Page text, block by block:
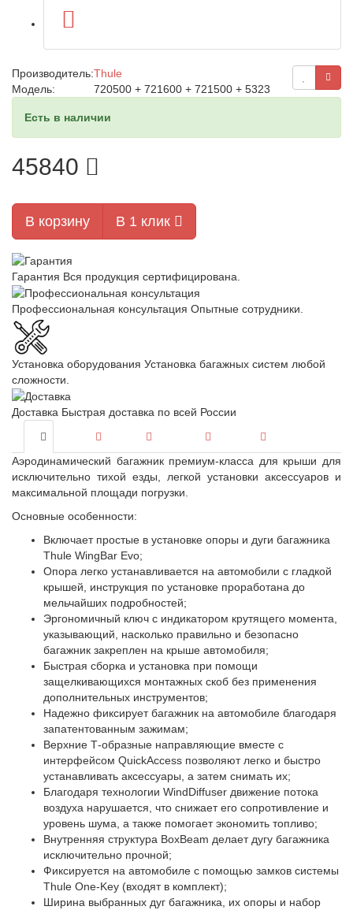
Производитель:Thule
Модель:
720500 + 721600 + 721500 + 5323
Есть в наличии
45840
В корзину В 1 клик
Гарантия Вся продукция сертифицирована.
Профессиональная консультация Опытные сотрудники.
Установка оборудования Установка багажных систем любой
сложности.
Доставка Быстрая доставка по всей России
Аэродинамический багажник премиум-класса для крыши для
исключительно тихой езды, легкой установки аксессуаров и
максимальной площади погрузки.
Основные особенности:
Включает простые в установке опоры и дуги багажника
Thule WingBar Evo;
Опора легко устанавливается на автомобили с гладкой
крышей, инструкция по установке проработана до
мельчайших подробностей;
Эргономичный ключ с индикатором крутящего момента,
указывающий, насколько правильно и безопасно
багажник закреплен на крыше автомобиля;
Быстрая сборка и установка при помощи
защелкивающихся монтажных скоб без применения
дополнительных инструментов;
Надежно фиксирует багажник на автомобиле благодаря
запатентованным зажимам;
Верхние Т-образные направляющие вместе с
интерфейсом QuickAccess позволяют легко и быстро
устанавливать аксессуары, а затем снимать их;
Благодаря технологии WindDiffuser движение потока
воздуха нарушается, что снижает его сопротивление и
уровень шума, а также помогает экономить топливо;
Внутренняя структура BoxBeam делает дугу багажника
исключительно прочной;
Фиксируется на автомобиле с помощью замков системы
Thule One-Key (входят в комплект);
Ширина выбранных дуг багажника, их опоры и набор